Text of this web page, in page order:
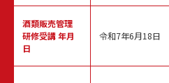
酒類販売管理
研修受講 年月
日
令和7年6月18日